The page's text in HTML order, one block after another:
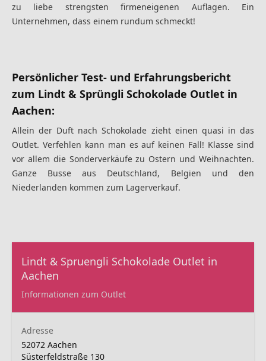
zu liebe strengsten firmeneigenen Auflagen. Ein
Unternehmen, dass einem rundum schmeckt!
Persönlicher Test- und Erfahrungsbericht
zum Lindt & Sprüngli Schokolade Outlet in
Aachen:
Allein der Duft nach Schokolade zieht einen quasi in das
Outlet. Verfehlen kann man es auf keinen Fall! Klasse sind
vor allem die Sonderverkäufe zu Ostern und Weihnachten.
Ganze Busse aus Deutschland, Belgien und den
Niederlanden kommen zum Lagerverkauf.
Lindt & Spruengli Schokolade Outlet in
Aachen
Informationen zum Outlet
Adresse
52072 Aachen
Süsterfeldstraße 130